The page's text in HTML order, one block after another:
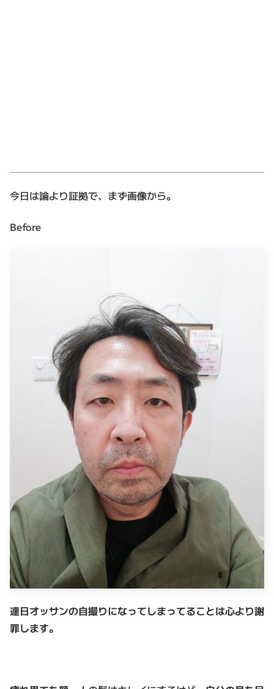
今日は論より証拠で、まず画像から。
Before
連日オッサンの自撮りになってしまってることは心より謝
罪します。